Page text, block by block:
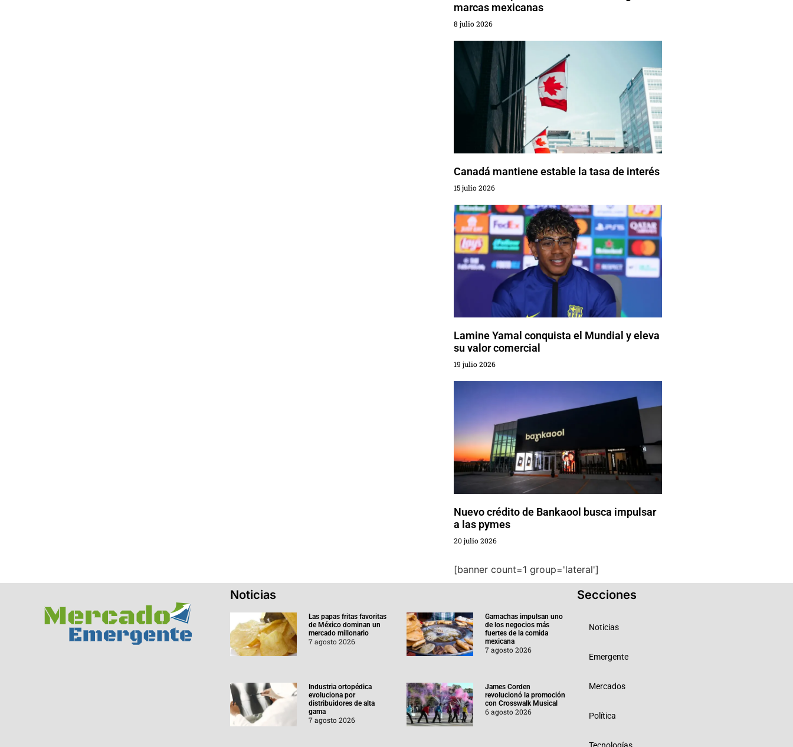
marcas mexicanas
8 julio 2026
Canadá mantiene estable la tasa de interés
15 julio 2026
Lamine Yamal conquista el Mundial y eleva
su valor comercial
19 julio 2026
Nuevo crédito de Bankaool busca impulsar
a las pymes
20 julio 2026
[banner count=1 group='lateral']
Noticias
Las papas fritas favoritas
de México dominan un
mercado millonario
7 agosto 2026
Garnachas impulsan uno
de los negocios más
fuertes de la comida
mexicana
7 agosto 2026
Industria ortopédica
evoluciona por
distribuidores de alta
gama
7 agosto 2026
James Corden
revolucionó la promoción
con Crosswalk Musical
6 agosto 2026
Secciones
Noticias
Emergente
Mercados
Política